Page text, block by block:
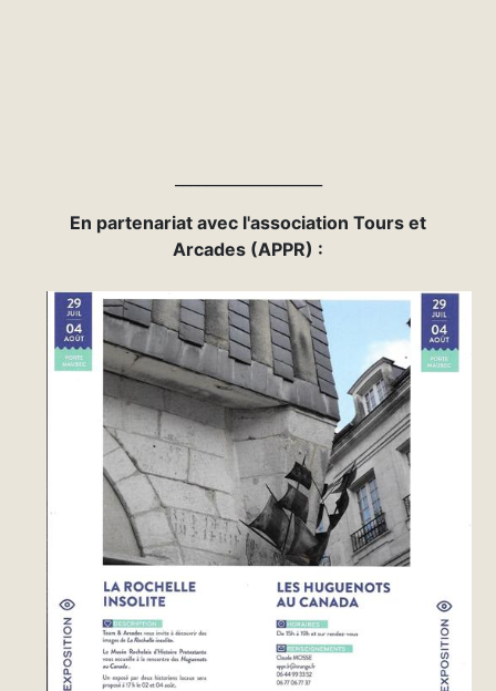
En partenariat avec l'association Tours et
Arcades (APPR) :